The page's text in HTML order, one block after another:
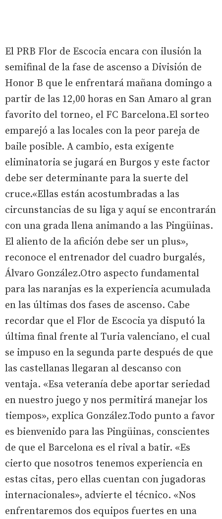
El PRB Flor de Escocia encara con ilusión la
semifinal de la fase de ascenso a División de
Honor B que le enfrentará mañana domingo a
partir de las 12,00 horas en San Amaro al gran
favorito del torneo, el FC Barcelona.El sorteo
emparejó a las locales con la peor pareja de
baile posible. A cambio, esta exigente
eliminatoria se jugará en Burgos y este factor
debe ser determinante para la suerte del
cruce.«Ellas están acostumbradas a las
circunstancias de su liga y aquí se encontrarán
con una grada llena animando a las Pingüinas.
El aliento de la afición debe ser un plus»,
reconoce el entrenador del cuadro burgalés,
Álvaro González.Otro aspecto fundamental
para las naranjas es la experiencia acumulada
en las últimas dos fases de ascenso. Cabe
recordar que el Flor de Escocia ya disputó la
última final frente al Turia valenciano, el cual
se impuso en la segunda parte después de que
las castellanas llegaran al descanso con
ventaja. «Esa veteranía debe aportar seriedad
en nuestro juego y nos permitirá manejar los
tiempos», explica González.Todo punto a favor
es bienvenido para las Pingüinas, conscientes
de que el Barcelona es el rival a batir. «Es
cierto que nosotros tenemos experiencia en
estas citas, pero ellas cuentan con jugadoras
internacionales», advierte el técnico. «Nos
enfrentaremos dos equipos fuertes en una